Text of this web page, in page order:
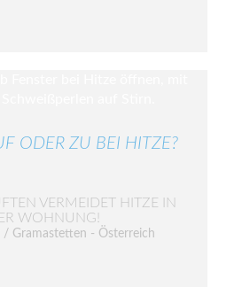
ODER ZU BEI HITZE?
VERMEIDET HITZE IN
WOHNUNG!
/ Gramastetten - Österreich